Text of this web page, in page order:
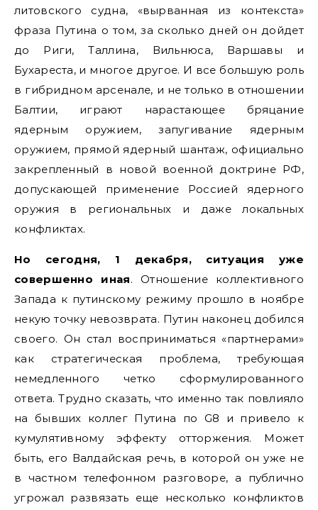
литовского судна, «вырванная из контекста»
фраза Путина о том, за сколько дней он дойдет
до Риги, Таллина, Вильнюса, Варшавы и
Бухареста, и многое другое. И все большую роль
в гибридном арсенале, и не только в отношении
Балтии, играют нарастающее бряцание
ядерным оружием, запугивание ядерным
оружием, прямой ядерный шантаж, официально
закрепленный в новой военной доктрине РФ,
допускающей применение Россией ядерного
оружия в региональных и даже локальных
конфликтах.
Но сегодня, 1 декабря, ситуация уже
совершенно иная. Отношение коллективного
Запада к путинскому режиму прошло в ноябре
некую точку невозврата. Путин наконец добился
своего. Он стал восприниматься «партнерами»
как стратегическая проблема, требующая
немедленного четко сформулированного
ответа. Трудно сказать, что именно так повлияло
на бывших коллег Путина по G8 и привело к
кумулятивному эффекту отторжения. Может
быть, его Валдайская речь, в которой он уже не
в частном телефонном разговоре, а публично
угрожал развязать еще несколько конфликтов